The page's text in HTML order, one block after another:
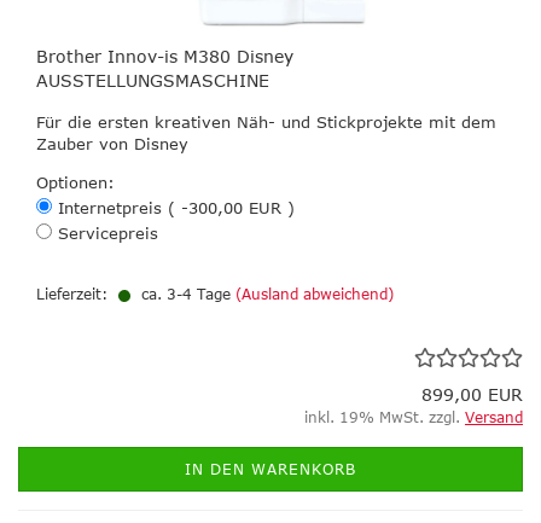
Brother Innov-is M380 Disney
AUSSTELLUNGSMASCHINE
Für die ersten kreativen Näh- und Stickprojekte mit dem
Zauber von Disney
Optionen:
Internetpreis ( -300,00 EUR )
Servicepreis
Lieferzeit: ca. 3-4 Tage (Ausland abweichend)
899,00 EUR
inkl. 19% MwSt. zzgl. Versand
IN DEN WARENKORB